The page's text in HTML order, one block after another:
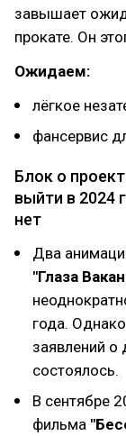
завышает
прокате. Он
Ожидаем:
лёгкое
фансервис
Блок о
выйти в 2024
нет
Два
"Глаза
года.
заявлений о
состоялось.
В сентябре
фильма